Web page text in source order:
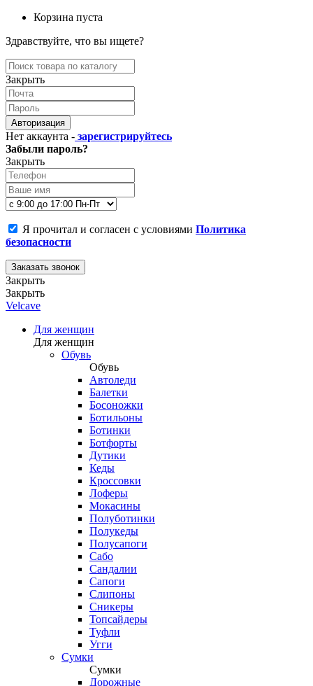
Корзина пуста
Здравствуйте, что вы ищете?
Закрыть
Авторизация
Нет аккаунта - зарегистрируйтесь
Забыли пароль?
Закрыть
Я прочитал и согласен с условиями Политика
безопасности
Заказать звонок
Закрыть
Закрыть
Velcave
Для женщин
Для женщин
Обувь
Обувь
Автоледи
Балетки
Босоножки
Ботильоны
Ботинки
Ботфорты
Дутики
Кеды
Кроссовки
Лоферы
Мокасины
Полуботинки
Полукеды
Полусапоги
Сабо
Сандалии
Сапоги
Слипоны
Сникеры
Топсайдеры
Туфли
Угги
Сумки
Сумки
Дорожные